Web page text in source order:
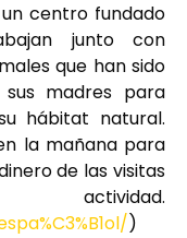
centro fundado
junto con
que han sido
madres para
hábitat natural.
la mañana para
de las visitas
)